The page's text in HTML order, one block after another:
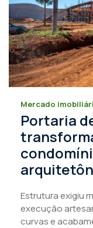
Mercado
Portaria
Estrutura exigiu
execução
curvas e